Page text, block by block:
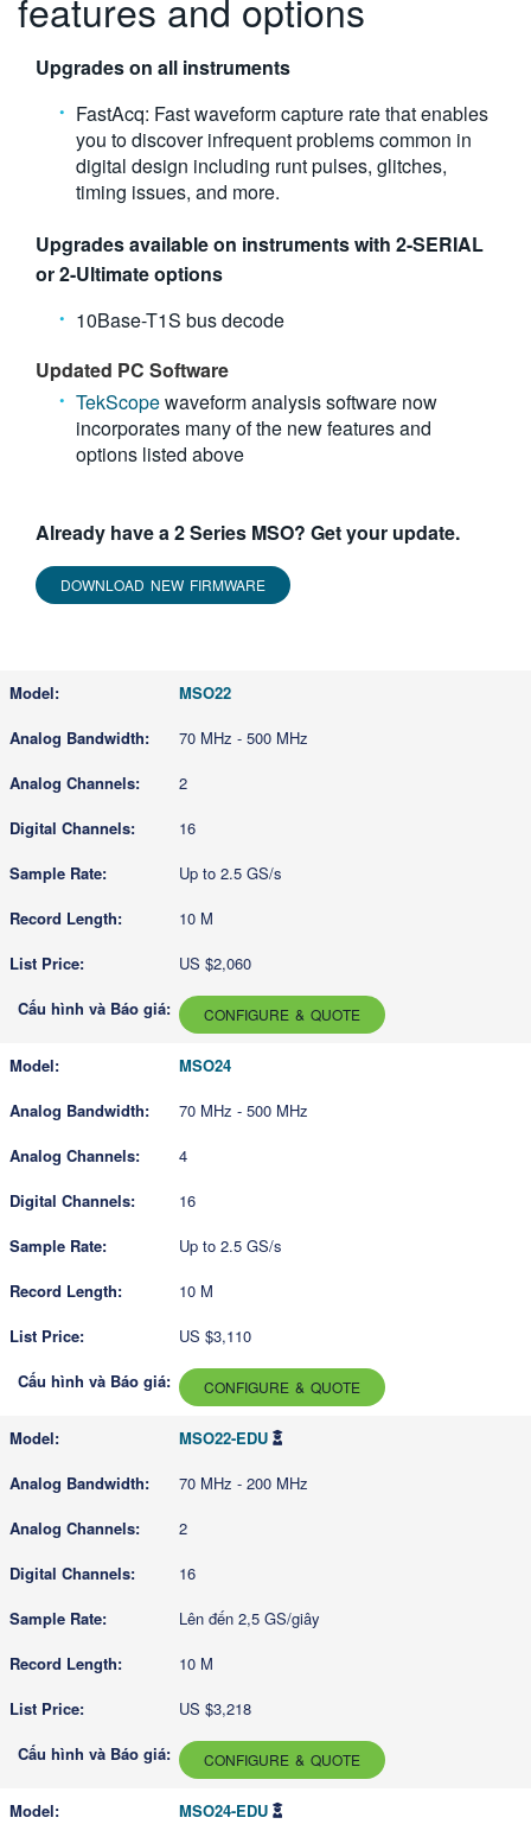
features and options
Upgrades on all instruments
FastAcq: Fast waveform capture rate that enables
you to discover infrequent problems common in
digital design including runt pulses, glitches,
timing issues, and more.
Upgrades available on instruments with 2-SERIAL
or 2-Ultimate options
10Base-T1S bus decode
Updated PC Software
TekScopewaveform analysis software now
incorporates many of the new features and
options listed above
Already have a 2 Series MSO? Get your update.
DOWNLOAD NEW FIRMWARE
MSO22
70 MHz - 500 MHz
2
16
Up to 2.5 GS/s
10 M
US $2,060
CONFIGURE & QUOTE
MSO24
70 MHz - 500 MHz
4
16
Up to 2.5 GS/s
10 M
US $3,110
CONFIGURE & QUOTE
MSO22-EDU
70 MHz - 200 MHz
2
16
Lên đến 2,5 GS/giây
10 M
US $3,218
CONFIGURE & QUOTE
MSO24-EDU